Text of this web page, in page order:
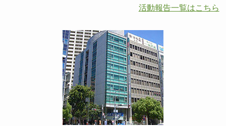
活動報告一覧はこちら